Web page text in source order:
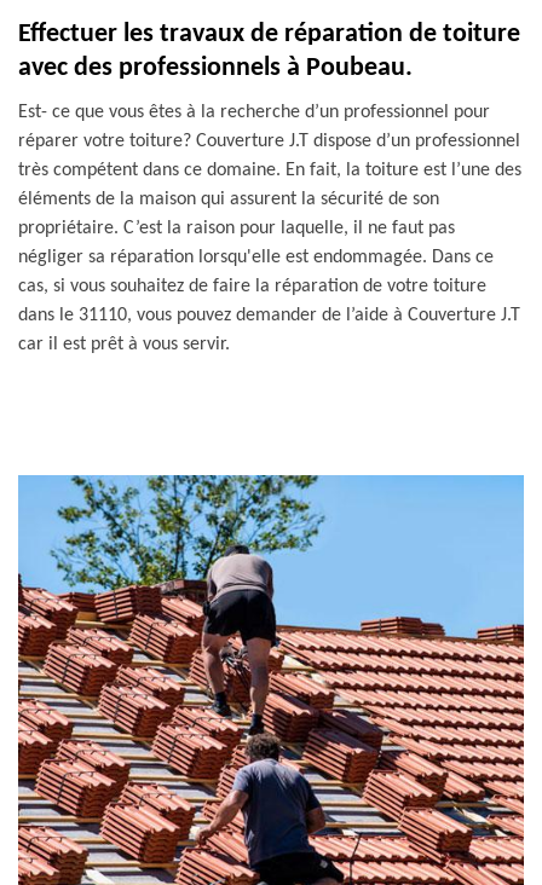
Effectuer les travaux de réparation de toiture
avec des professionnels à Poubeau.
Est- ce que vous êtes à la recherche d’un professionnel pour
réparer votre toiture? Couverture J.T dispose d’un professionnel
très compétent dans ce domaine. En fait, la toiture est l’une des
éléments de la maison qui assurent la sécurité de son
propriétaire. C’est la raison pour laquelle, il ne faut pas
négliger sa réparation lorsqu'elle est endommagée. Dans ce
cas, si vous souhaitez de faire la réparation de votre toiture
dans le 31110, vous pouvez demander de l’aide à Couverture J.T
car il est prêt à vous servir.